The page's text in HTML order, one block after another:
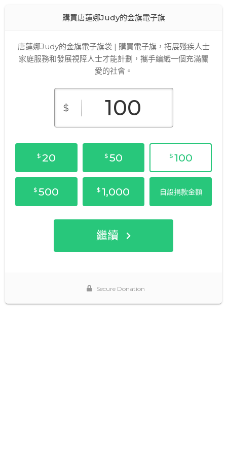
購買唐蓮娜Judy的金旗電子旗
唐蓮娜Judy的金旗電子旗袋 | 購買電子旗，拓展殘疾人士
家庭服務和發展視障人士才能計劃，攜手編織一個充滿關
愛的社會。
$
$ 20 $ 50 $ 100
$ 500 $ 1,000 自設捐款金額
繼續
Secure Donation